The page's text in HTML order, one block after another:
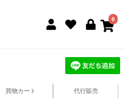
0
買物カート 代行販売